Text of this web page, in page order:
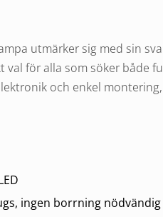
utmärker sig med sin
val för alla som söker både
och enkel
ingen borrning nödvändig